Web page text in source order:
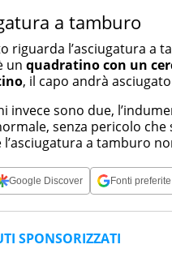
a tamburo
riguarda l’asciugatura a
un quadratino con un
, il capo andrà
invece sono due,
senza pericolo che
l’asciugatura a tamburo
Google Discover Fonti preferite